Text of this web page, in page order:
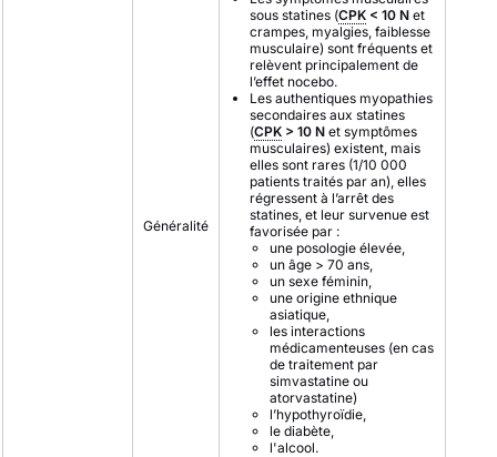
Généralité
sous statines (CPK < 10 N et
crampes, myalgies, faiblesse
musculaire) sont fréquents et
relèvent principalement de
l’effet nocebo.
Les authentiques myopathies
secondaires aux statines
(CPK > 10 N et symptômes
musculaires) existent, mais
elles sont rares (1/10 000
patients traités par an), elles
régressent à l’arrêt des
statines, et leur survenue est
favorisée par :
une posologie élevée,
un âge > 70 ans,
un sexe féminin,
une origine ethnique
asiatique,
les interactions
médicamenteuses (en cas
de traitement par
simvastatine ou
atorvastatine)
l’hypothyroïdie,
le diabète,
l'alcool.